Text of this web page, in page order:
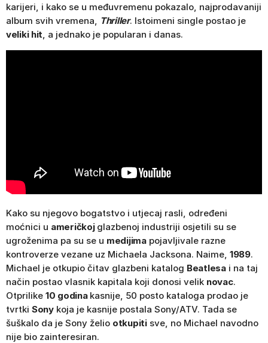
karijeri, i kako se u međuvremenu pokazalo, najprodavaniji
album svih vremena,
Thriller. Istoimeni single postao je
veliki hit , a jednako je popularan i danas.
Kako su njegovo bogatstvo i utjecaj rasli, određeni
moćnici u američkojglazbenoj industriji osjetili su se
ugroženima pa su se u medijimapojavljivale razne
kontroverze vezane uz Michaela Jacksona. Naime, 1989.
Michael je otkupio čitav glazbeni katalog Beatlesai na taj
način postao vlasnik kapitala koji donosi velik novac.
Otprilike 10 godinakasnije, 50 posto kataloga prodao je
tvrtki Sonykoja je kasnije postala Sony/ATV. Tada se
šuškalo da je Sony želio otkupitisve, no Michael navodno
nije bio zainteresiran.